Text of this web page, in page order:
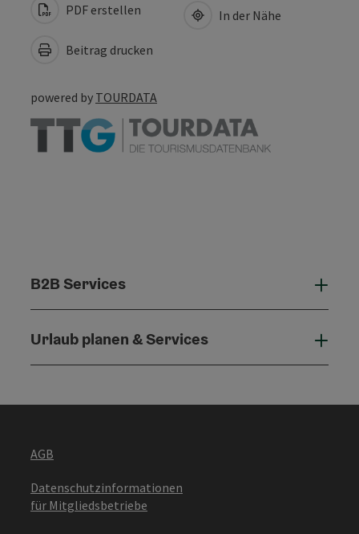
PDF erstellen
Beitrag drucken
In der Nähe
powered by TOURDATA
B2B Services
Urlaub planen & Services
AGB
Datenschutzinformationen
für Mitgliedsbetriebe